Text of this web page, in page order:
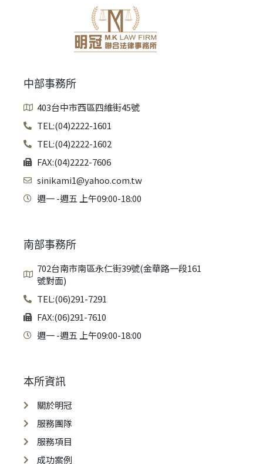
中部事務所
403台中市西區四維街45號
TEL:(04)2222-1601
TEL:(04)2222-1602
FAX:(04)2222-7606
sinikami1@yahoo.com.tw
週一 -週五 上午09:00-18:00
南部事務所
702台南市南區永仁街39號(金華路一段161
號對面)
TEL:(06)291-7291
FAX:(06)291-7610
週一 -週五 上午09:00-18:00
本所資訊
關於明冠
服務團隊
服務項目
成功案例